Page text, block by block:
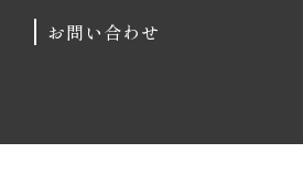
お問い合わせ